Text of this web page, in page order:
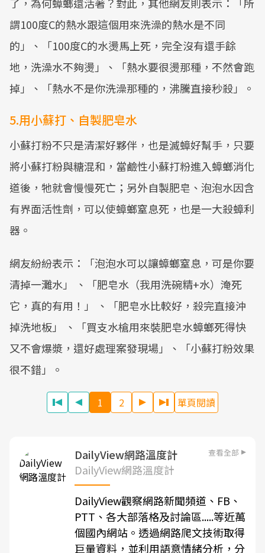
謂100度C的熱水跟這個用來洗澡的熱水是不同
的」、「100度C的水燙馬上死，完全沒有還手餘
地，洗澡水不夠燙」、「熱水要很燙那種，不然會跑
掉」、「熱水不是你洗澡那種的，沸騰直接秒殺」。
5.用小蘇打、自製肥皂水
小蘇打粉不只是清潔好夥伴，也是滅蟑好幫手，只要
將小蘇打粉與糖混和，當鹼性小蘇打粉進入蟑螂消化
道後，牠就會慢慢死亡；另外自製肥皂、泡泡水因含
有界面活性劑，可以使蟑螂窒息死，也是一大殺蟑利
器。
網友紛紛表示：「泡泡水可以讓蟑螂窒息，可是你要
清掉一灘水」 、「肥皂水（我用洗碗精+水）淹死
它，真的有用！」 、「肥皂水比較好，殺完直接沖
掉洗地板」 、「買支水槍用來裝肥皂水蟑螂死得快
又不會爆漿，還好處理案發現場」、「小蘇打粉效果
很不錯」。
1 2 單頁閱讀
DailyView網路溫度計 查看全部
DailyView網路溫度計
DailyView觀察網路新聞頻道、FB、
PTT、各大部落格及討論區.....等近萬
個國內網站。透過網路爬文技術取得
巨量資料，並利用語意情緒分析，分